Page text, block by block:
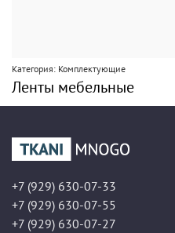
Категория: Комплектующие
Ленты мебельные
+7 (929) 630-07-33
+7 (929) 630-07-55
+7 (929) 630-07-27